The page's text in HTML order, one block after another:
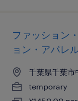
ファッション
ョン・アパレ
千葉県千葉市
temporary